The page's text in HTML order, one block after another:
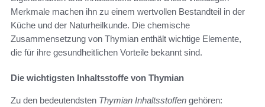
Merkmale machen ihn zu einem wertvollen Bestandteil in der
Küche und der Naturheilkunde. Die chemische
Zusammensetzung von Thymian enthält wichtige Elemente,
die für ihre gesundheitlichen Vorteile bekannt sind.
Die wichtigsten Inhaltsstoffe von Thymian
Zu den bedeutendsten Thymian Inhaltsstoffen gehören: